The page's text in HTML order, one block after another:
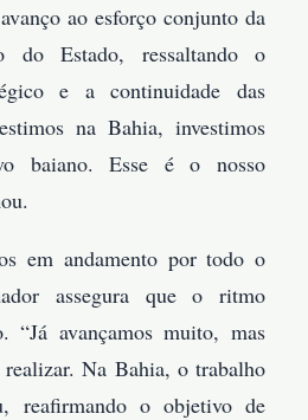
ao esforço conjunto da
do Estado, ressaltando o
e a continuidade das
na Bahia, investimos
baiano. Esse é o nosso
em andamento por todo o
assegura que o ritmo
“Já avançamos muito, mas
Na Bahia, o trabalho
reafirmando o objetivo de